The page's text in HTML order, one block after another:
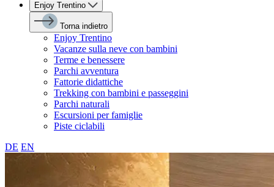
Enjoy Trentino
Torna indietro
Enjoy Trentino
Vacanze sulla neve con bambini
Terme e benessere
Parchi avventura
Fattorie didattiche
Trekking con bambini e passeggini
Parchi naturali
Escursioni per famiglie
Piste ciclabili
DE EN